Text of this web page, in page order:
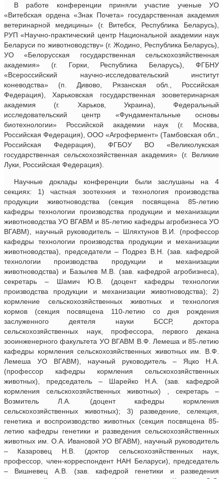
В работе конференции приняли участие ученые УО
«Витебская ордена «Знак Почета» государственная академия
ветеринарной медицины» (г. Витебск, Республика Беларусь),
РУП «Научно-практический центр Национальной академии наук
Беларуси по животноводству» (г. Жодино, Республика Беларусь),
УО «Белорусская государственная сельскохозяйственная
академия» (г. Горки, Республика Беларусь), ФГБНУ
«Всероссийский научно-исследовательский институт
коневодства» (п. Дивово, Рязанская обл., Российская
Федерация), Харьковская государственная зооветеринарная
академия (г. Харьков, Украина), Федеральный
исследовательский центр «Фундаментальные основы
биотехнологии» Российской академии наук (г. Москва,
Российская Федерация), ООО «Агрофермент» (Тамбовская обл.,
Российская Федерация), ФГБОУ ВО «Великолукская
государственная сельскохозяйственная академия» (г. Великие
Луки, Российская Федерация).
Научные доклады конференции были заслушаны на 4
секциях: 1) частная зоотехния и технология производства
продукции животноводства (секция посвящена 85-летию
кафедры технологии производства продукции и механизации
животноводства УО ВГАВМ и 85-летию кафедры агробизнеса УО
ВГАВМ), научный руководитель – Шляхтунов В.И. (профессор
кафедры технологии производства продукции и механизации
животноводства), председатели – Подрез В.Н. (зав. кафедрой
технологии производства продукции и механизации
животноводства) и Базылев М.В. (зав. кафедрой агробизнеса),
секретарь – Шамич Ю.В. (доцент кафедры технологии
производства продукции и механизации животноводства); 2)
кормление сельскохозяйственных животных и технология
кормов (секция посвящена 110-летию со дня рождения
заслуженного деятеля науки БССР, доктора
сельскохозяйственных наук, профессора, первого декана
зооинженерного факультета УО ВГАВМ В.Ф. Лемеша и 85-летию
кафедры кормления сельскохозяйственных животных им. В.Ф.
Лемеша УО ВГАВМ), научный руководитель – Яцко Н.А.
(профессор кафедры кормления сельскохозяйственных
животных), председатель – Шарейко Н.А. (зав. кафедрой
кормления сельскохозяйственных животных) , секретарь –
Возмитель Л.А. (доцент кафедры кормления
сельскохозяйственных животных); 3) разведение, селекция,
генетика и воспроизводство животных (секция посвящена 85-
летию кафедры генетики и разведения сельскохозяйственных
животных им. О.А. Ивановой УО ВГАВМ), научный руководитель
– Казаровец Н.В. (доктор сельскохозяйственных наук,
профессор, член-корреспондент НАН Беларуси), председатель
– Вишневец А.В. (зав. кафедрой генетики и разведения